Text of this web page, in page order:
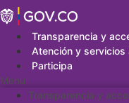
Saltar
al
contenidoTransparencia y
Atención y servicios
Participa
Menu
Transparencia y